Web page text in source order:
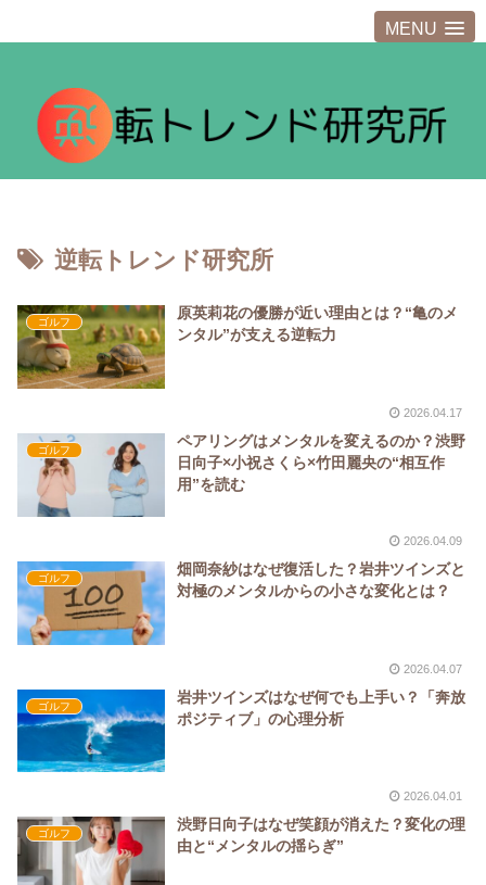
MENU
逆転トレンド研究所
ゴルフ
原英莉花の優勝が近い理由とは？“亀のメ
ンタル”が支える逆転力
2026.04.17
ゴルフ
ペアリングはメンタルを変えるのか？渋野
日向子×小祝さくら×竹田麗央の“相互作
用”を読む
2026.04.09
ゴルフ
畑岡奈紗はなぜ復活した？岩井ツインズと
対極のメンタルからの小さな変化とは？
2026.04.07
ゴルフ
岩井ツインズはなぜ何でも上手い？「奔放
ポジティブ」の心理分析
2026.04.01
ゴルフ
渋野日向子はなぜ笑顔が消えた？変化の理
由と“メンタルの揺らぎ”